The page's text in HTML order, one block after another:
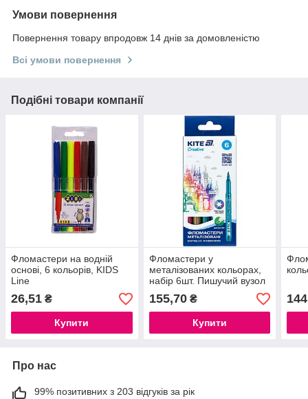
Умови повернення
Повернення товару впродовж 14 днів за домовленістю
Всі умови повернення
Подібні товари компанії
Фломастери на водній
основі, 6 кольорів, KIDS
Line
26,51 ₴
Купити
Фломастери у
металізованих кольорах,
набір 6шт. Пишучий вузол
у формі пензлика
155,70₴
Купити
Про нас
99% позитивних з 203 відгуків за рік